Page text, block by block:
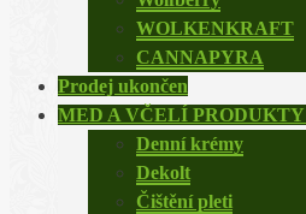
WOLKENKRAFT
CANNAPYRA
Prodej ukončen
MED A VČELÍ
Denní krémy
Dekolt
Čištění pleti